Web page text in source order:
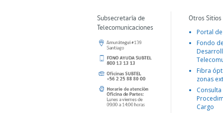
Subsecretaría de
Telecomunicaciones
Otros
Portal
Fondo
Fibra
zonas
Consulta
Cargo